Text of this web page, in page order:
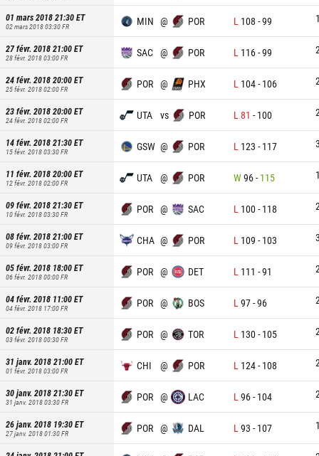
01 mars 2018 21:30ET
02 mars 2018 03:30FR MIN @ POR L 108 -99
27 févr. 2018 21:00ET
28 févr. 2018 03:00FR SAC @ POR L 116-99
24 févr. 2018 20:00ET
25 févr. 2018 02:00FR POR @ PHX L 104- 106
23 févr. 2018 20:00ET
24 févr. 2018 02:00FR UTA vs POR L 81 - 100
14 févr. 2018 21:30ET
15 févr. 2018 03:30FR GSW @ POR L 123 - 117
11 févr. 2018 20:00ET
12 févr. 2018 02:00FR UTA @ POR W96- 115
09 févr. 2018 21:30ET
10 févr. 2018 03:30FR POR @ SAC L 100- 118
08 févr. 2018 21:00ET
09 févr. 2018 03:00FR CHA @ POR L 109 - 103
05 févr. 2018 18:00ET
06 févr. 2018 00:00FR POR @ DET L 111 -91
04 févr. 2018 11:00ET
04 févr. 2018 17:00FR POR @ BOS L 97-96
02 févr. 2018 18:30ET
03 févr. 2018 00:30FR POR @ TOR L 130- 105
31 janv. 2018 21:00ET
01 févr. 2018 03:00FR CHI @ POR L 124- 108
30 janv. 2018 21:30ET
31 janv. 2018 03:30FR POR @ LAC L 96- 104
26 janv. 2018 19:30ET
27 janv. 2018 01:30FR POR @ DAL L 93 - 107